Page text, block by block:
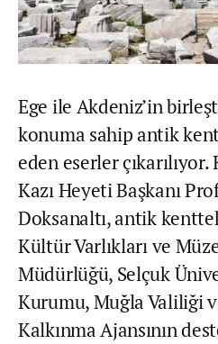
Ege ile Akdeniz’in
konuma sahip antik
eden eserler
Kazı Heyeti Başkanı
Doksanaltı, antik
Kültür Varlıkları ve
Müdürlüğü, Selçuk
Kurumu, Muğla Valiliği
Kalkınma Ajansının